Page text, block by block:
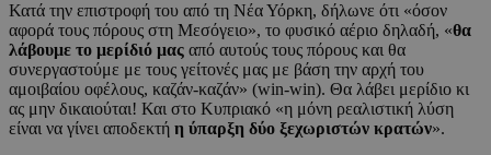
Κατά την επιστροφή του από τη Νέα Υόρκη, δήλωνε ότι «όσον
αφορά τους πόρους στη Μεσόγειο», το φυσικό αέριο δηλαδή, «θα
λάβουμε το μερίδιό μας από αυτούς τους πόρους και θα
συνεργαστούμε με τους γείτονές μας με βάση την αρχή του
αμοιβαίου οφέλους, καζάν-καζάν» (win-win). Θα λάβει μερίδιο κι
ας μην δικαιούται! Και στο Κυπριακό «η μόνη ρεαλιστική λύση
είναι να γίνει αποδεκτή η ύπαρξη δύο ξεχωριστών κρατών».